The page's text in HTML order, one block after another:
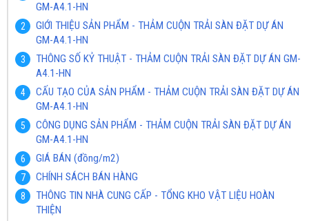
GM-A4.1-HN
GIỚI THIỆU SẢN PHẨM - THẢM CUỘN TRẢI SÀN ĐẶT DỰ ÁN
GM-A4.1-HN
THÔNG SỐ KỶ THUẬT - THẢM CUỘN TRẢI SÀN ĐẶT DỰ ÁN GM-
A4.1-HN
CẤU TẠO CỦA SẢN PHẨM - THẢM CUỘN TRẢI SÀN ĐẶT DỰ ÁN
GM-A4.1-HN
CÔNG DỤNG SẢN PHẨM - THẢM CUỘN TRẢI SÀN ĐẶT DỰ ÁN
GM-A4.1-HN
GIÁ BÁN (đồng/m2)
CHÍNH SÁCH BÁN HÀNG
THÔNG TIN NHÀ CUNG CẤP - TỔNG KHO VẬT LIỆU HOÀN
THIỆN